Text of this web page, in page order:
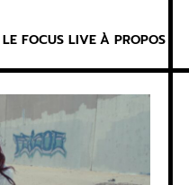
LE FOCUS LIVE À PROPOS